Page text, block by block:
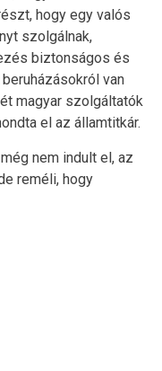
hogy egy valós
szolgálnak,
biztonságos és
van
magyar szolgáltatók
el az államtitkár.
nem indult el, az
reméli, hogy